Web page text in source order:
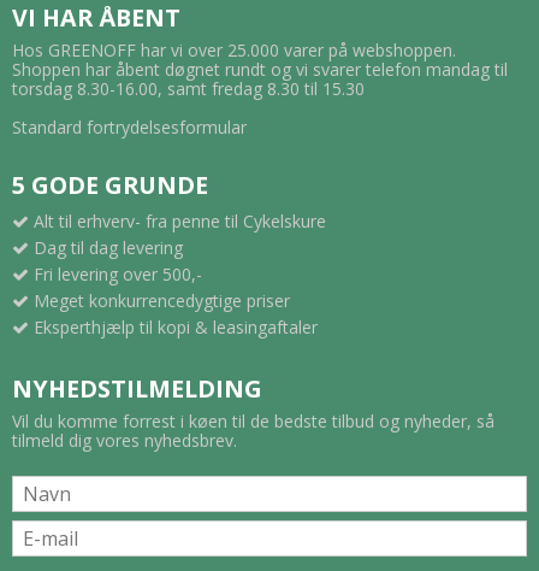
VI HAR ÅBENT
Hos GREENOFF har vi over 25.000 varer på webshoppen.
Shoppen har åbent døgnet rundt og vi svarer telefon mandag til
torsdag 8.30-16.00, samt fredag 8.30 til 15.30
Standard fortrydelsesformular
5 GODE GRUNDE
Alt til erhverv- fra penne til Cykelskure
Dag til dag levering
Fri levering over 500,-
Meget konkurrencedygtige priser
Eksperthjælp til kopi & leasingaftaler
NYHEDSTILMELDING
Vil du komme forrest i køen til de bedste tilbud og nyheder, så
tilmeld dig vores nyhedsbrev.